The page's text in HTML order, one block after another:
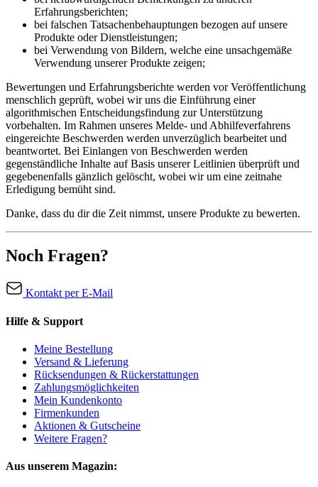
Erfahrungsberichten;
bei falschen Tatsachenbehauptungen bezogen auf unsere
Produkte oder Dienstleistungen;
bei Verwendung von Bildern, welche eine unsachgemäße
Verwendung unserer Produkte zeigen;
Bewertungen und Erfahrungsberichte werden vor Veröffentlichung
menschlich geprüft, wobei wir uns die Einführung einer
algorithmischen Entscheidungsfindung zur Unterstützung
vorbehalten. Im Rahmen unseres Melde- und Abhilfeverfahrens
eingereichte Beschwerden werden unverzüglich bearbeitet und
beantwortet. Bei Einlangen von Beschwerden werden
gegenständliche Inhalte auf Basis unserer Leitlinien überprüft und
gegebenenfalls gänzlich gelöscht, wobei wir um eine zeitnahe
Erledigung bemüht sind.
Danke, dass du dir die Zeit nimmst, unsere Produkte zu bewerten.
Noch Fragen?
Kontakt per E-Mail
Hilfe & Support
Meine Bestellung
Versand & Lieferung
Rücksendungen & Rückerstattungen
Zahlungsmöglichkeiten
Mein Kundenkonto
Firmenkunden
Aktionen & Gutscheine
Weitere Fragen?
Aus unserem Magazin: